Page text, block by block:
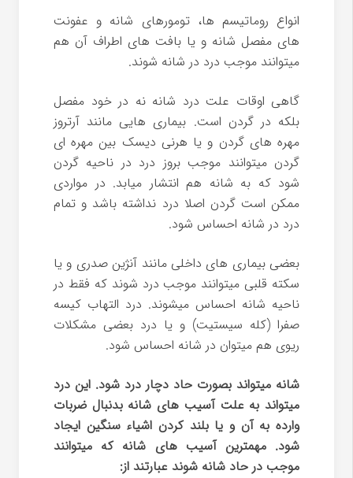
انواع روماتیسم ها، تومورهای شانه و عفونت
های مفصل شانه و یا بافت های اطراف آن هم
میتوانند موجب درد در شانه شوند.
گاهی اوقات علت درد شانه نه در خود مفصل
بلکه در گردن است. بیماری هایی مانند آرتروز
مهره های گردن و یا هرنی دیسک بین مهره ای
گردن میتوانند موجب بروز درد در ناحیه گردن
شود که به شانه هم انتشار میابد. در مواردی
ممکن است گردن اصلا درد نداشته باشد و تمام
درد در شانه احساس شود.
بعضی بیماری های داخلی مانند آنژین صدری و یا
سکته قلبی میتوانند موجب درد شوند که فقط در
ناحیه شانه احساس میشوند. درد التهاب کیسه
صفرا (کله سیستیت) و یا درد بعضی مشکلات
ریوی هم میتوان در شانه احساس شود.
شانه میتواند بصورت حاد دچار درد شود. این درد
میتواند به علت آسیب های شانه بدنبال ضربات
وارده به آن و یا بلند کردن اشیاء سنگین ایجاد
شود. مهمترین آسیب های شانه که میتوانند
موجب در حاد شانه شوند عبارتند از: